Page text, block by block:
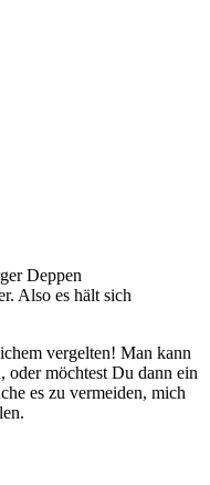
Deppen
Also es hält sich
vergelten! Man kann
oder möchtest Du dann ein
es zu vermeiden, mich